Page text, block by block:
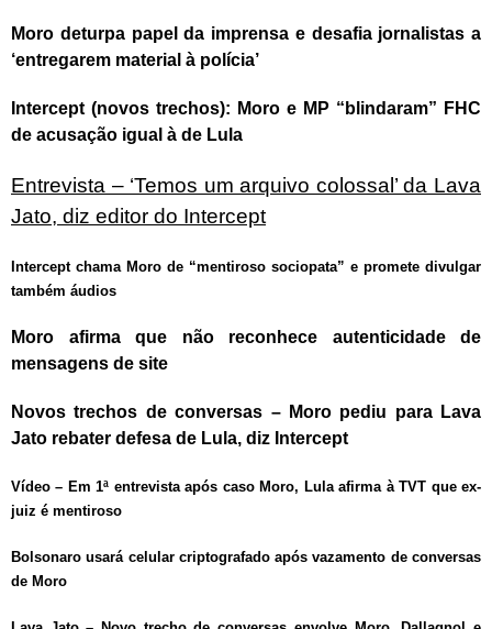
Moro deturpa papel da imprensa e desafia jornalistas a
‘entregarem material à polícia’
Intercept (novos trechos): Moro e MP “blindaram” FHC
de acusação igual à de Lula
Entrevista – ‘Temos um arquivo colossal’ da Lava
Jato, diz editor do Intercept
Intercept chama Moro de “mentiroso sociopata” e promete divulgar
também áudios
Moro afirma que não reconhece autenticidade de
mensagens de site
Novos trechos de conversas – Moro pediu para Lava
Jato rebater defesa de Lula, diz Intercept
Vídeo – Em 1ª entrevista após caso Moro, Lula afirma à TVT que ex-
juiz é mentiroso
Bolsonaro usará celular criptografado após vazamento de conversas
de Moro